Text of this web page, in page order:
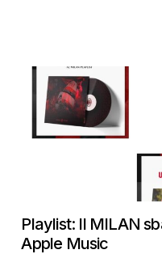
Playlist: Il MILAN
Apple Music